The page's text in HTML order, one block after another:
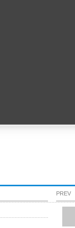
PREV